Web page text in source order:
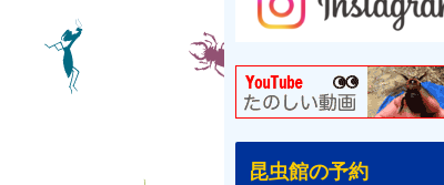
昆虫館の予約